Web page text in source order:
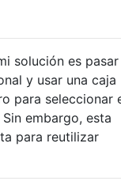
solución es pasar
y usar una caja
para seleccionar
embargo, esta
para reutilizar